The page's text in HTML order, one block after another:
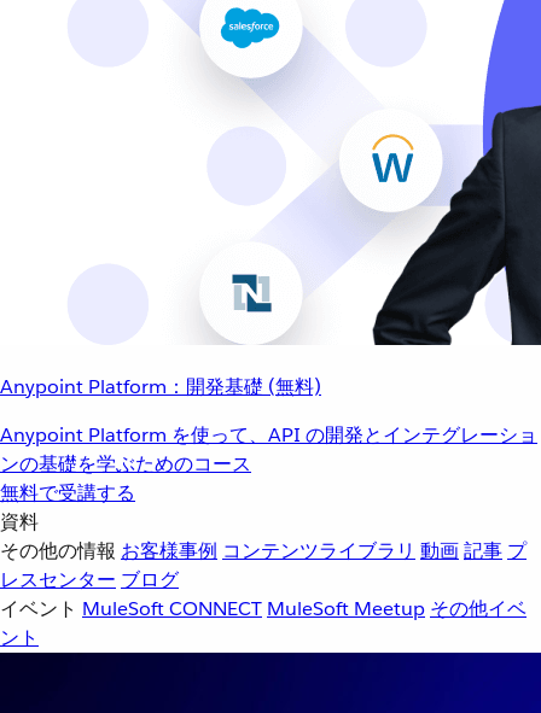
Anypoint Platform：開発基礎 (無料)
Anypoint Platform を使って、API の開発とインテグレーショ
ンの基礎を学ぶためのコース
無料で受講する
資料
その他の情報 お客様事例 コンテンツライブラリ 動画記事 プ
レスセンター ブログ
イベント MuleSoft CONNECT MuleSoft Meetup その他イベ
ント